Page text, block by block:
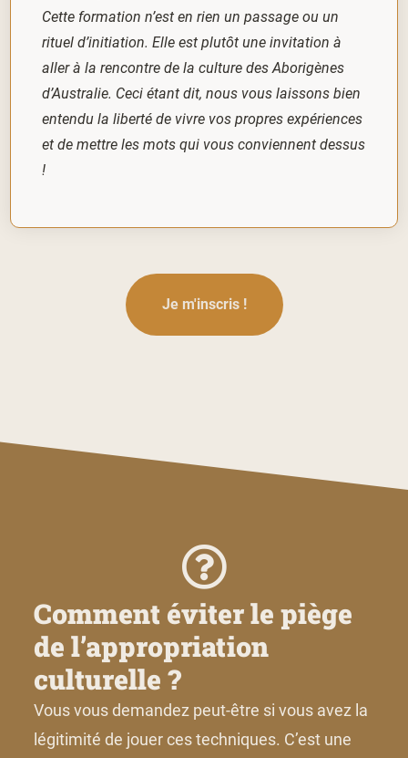
Cette formation n’est en rien un passage ou un
rituel d’initiation. Elle est plutôt une invitation à
aller à la rencontre de la culture des Aborigènes
d’Australie. Ceci étant dit, nous vous laissons bien
entendu la liberté de vivre vos propres expériences
et de mettre les mots qui vous conviennent dessus
!
Je m'inscris !
Comment éviter le piège
de l’appropriation
culturelle ?
Vous vous demandez peut-être si vous avez la
légitimité de jouer ces techniques. C’est une